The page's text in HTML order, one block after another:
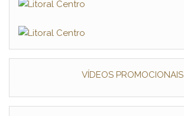
VÍDEOS PROMOCIONAIS